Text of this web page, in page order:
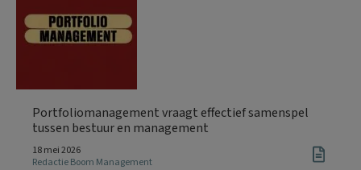
Portfoliomanagement vraagt effectief samenspel
tussen bestuur en management
18 mei 2026
Redactie Boom Management